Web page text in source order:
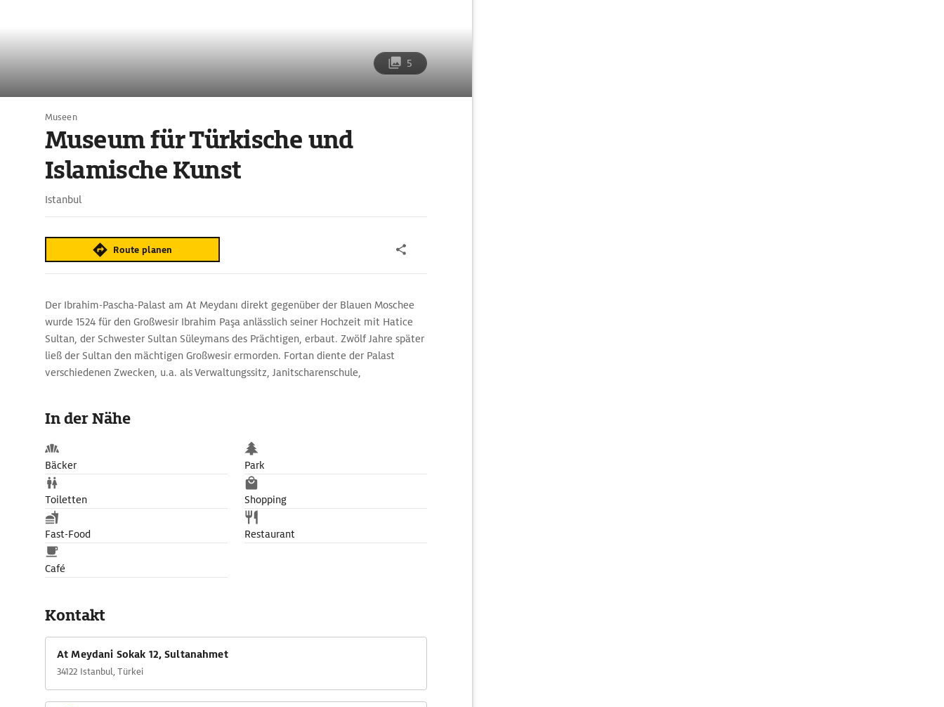
5
Museen
Museum für Türkische und
Islamische Kunst
Istanbul
Route planen
Der Ibrahim-Pascha-Palast am At Meydanı direkt gegenüber der Blauen Moschee
wurde 1524 für den Großwesir Ibrahim Paşa anlässlich seiner Hochzeit mit Hatice
Sultan, der Schwester Sultan Süleymans des Prächtigen, erbaut. Zwölf Jahre später
ließ der Sultan den mächtigen Großwesir ermorden. Fortan diente der Palast
verschiedenen Zwecken, u.a. als Verwaltungssitz, Janitscharenschule,
Mit seinen unverputzten Mauern aus roh behauenen Steinen wirkt der Palast
nüchtern und trutzig. Die Sammlungen im Inneren, Koranhandschriften,
Holzschnitz- und Steinarbeiten, Keramik, Schmuck, sind jedoch von erlesener
Schönheit. In einer Vitrine funkelt ein trojanisches Goldarmband aus dem 3.
Jahrtausend v. Chr., in einer anderen beeindruckt ein farbenfrohes Blatt aus dem
Koran. Weltruhm genießen die rund 1700 kostbaren – geknüpften und gewebten –
Teppiche teils monumentalen Ausmaßes. Die ethnografische Abteilung verfolgt die
Entwicklung der Völker auf dem Gebiet der heutigen Türkei vom Nomadentum bis
zum gutbürgerlichen Leben in der Großstadt Istanbul.
Auf der Terrasse über dem Eingang bietet das Museumscafé Entspannung und
In der Nähe
Bäcker Park
Toiletten Shopping
Fast-Food Restaurant
Café
Kontakt
At Meydani Sokak 12, Sultanahmet
34122 Istanbul, Türkei